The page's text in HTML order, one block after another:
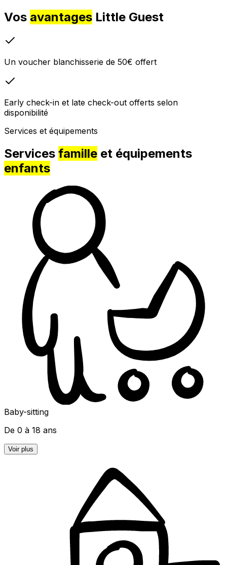
Vos avantages Little Guest
Un voucher blanchisserie de 50€ offert
Early check-in et late check-out offerts selon
disponibilité
Services et équipements
Services famille et équipements
enfants
Baby-sitting
De 0 à 18 ans
Voir plus